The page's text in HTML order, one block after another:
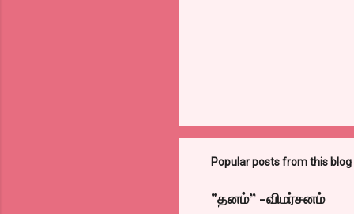
Popular posts from this blog
"தனம்” -விமர்சனம்